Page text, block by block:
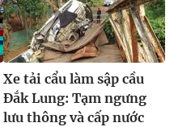
Xe tải cẩu làm sập cầu
Đắk Lung: Tạm ngưng
lưu thông và cấp nước